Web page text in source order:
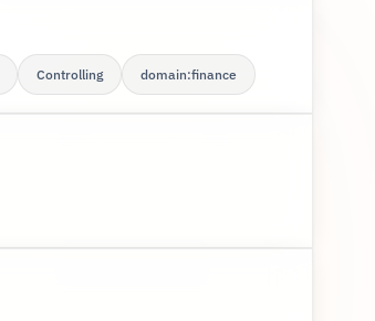
Controlling domain:finance